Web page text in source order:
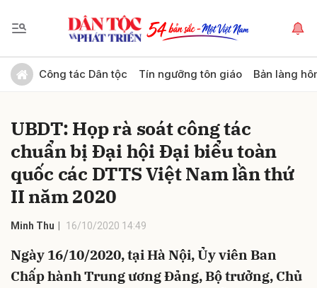
Công tác Dân tộc Tín ngưỡng tôn giáo Bản làng
UBDT: Họp rà soát công tác
chuẩn bị Đại hội Đại biểu toàn
quốc các DTTS Việt Nam lần thứ
II năm 2020
Minh Thu 16/10/2020 14:49
Ngày 16/10/2020, tại Hà Nội, Ủy viên Ban
Chấp hành Trung ương Đảng, Bộ trưởng, Chủ
Gửi bình luận